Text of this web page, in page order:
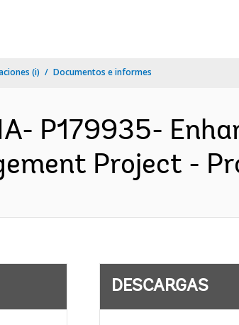
(i) Documentos e informes
P179935-
Project -
DESCARGAS